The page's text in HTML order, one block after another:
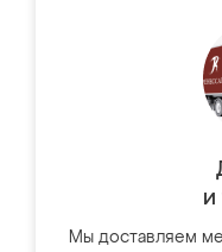
и
Мы доставляем